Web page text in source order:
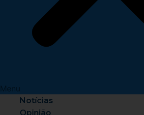
Menu
Notícias
Opinião